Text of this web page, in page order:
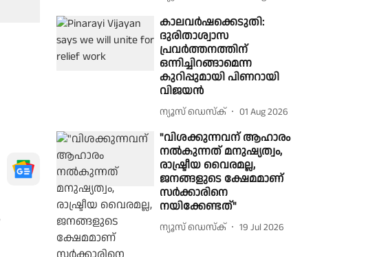
കാലവർഷക്കെടുതി:
ദുരിതാശ്വാസ
പ്രവർത്തനത്തിന്
ഒന്നിച്ചിറങ്ങാമെന്ന
കുറിപ്പുമായി പിണറായി
വിജയൻ
ന്യൂസ് ഡെസ്ക് 01 Aug 2026
"വിശക്കുന്നവന് ആഹാരം
നൽകുന്നത് മനുഷ്യത്വം,
രാഷ്ട്രീയ വൈരമല്ല,
ജനങ്ങളുടെ ക്ഷേമമാണ്
സർക്കാരിനെ
നയിക്കേണ്ടത്"
ന്യൂസ് ഡെസ്ക് 19 Jul 2026